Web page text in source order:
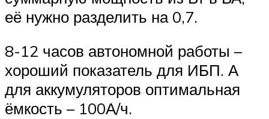
её нужно разделить на 0,7.
8-12 часов автономной работы –
хороший показатель для ИБП. А
для аккумуляторов оптимальная
ёмкость – 100А/ч.